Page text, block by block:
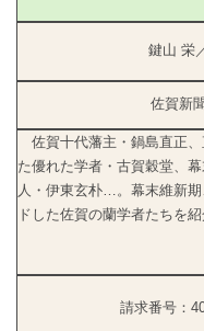
鍵山 栄
佐賀新
佐賀十代藩主・鍋島直正
た優れた学者・古賀穀堂、
人・伊東玄朴…。幕末維新
ドした佐賀の蘭学者たちを紹
請求番号：